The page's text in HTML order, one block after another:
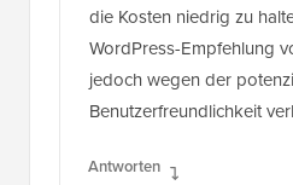
die Kosten niedrig zu
WordPress-Empfehlung
jedoch wegen der
Benutzerfreundlichkeit
Antworten